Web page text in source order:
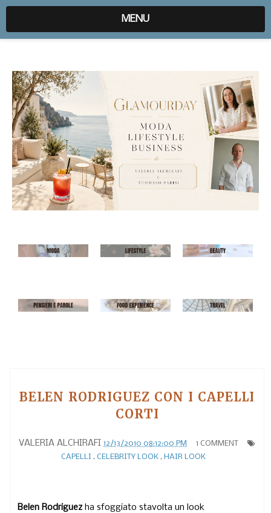
expr:lang=it;data:blog.locale
MENU
BELEN RODRIGUEZ CON I CAPELLI
CORTI
VALERIA ALCHIRAFI 12/13/2010 08:12:00 PM
1 COMMENT
CAPELLI , CELEBRITY LOOK , HAIR LOOK
Belen Rodriguez ha sfoggiato stavolta un look